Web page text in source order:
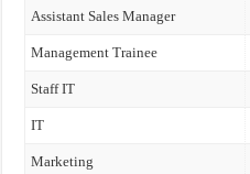
Assistant Sales Manager
Management Trainee
Staff IT
IT
Marketing